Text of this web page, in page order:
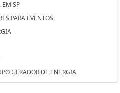
OSASCO
SÃO JOSÉ DOS CAMPOS
SANTO ANDRÉ
A DIESEL SOROCABA
A DIESEL SÃO BERNARDO DO
EM SP
PARA EVENTOS
GERADOR DE ENERGIA